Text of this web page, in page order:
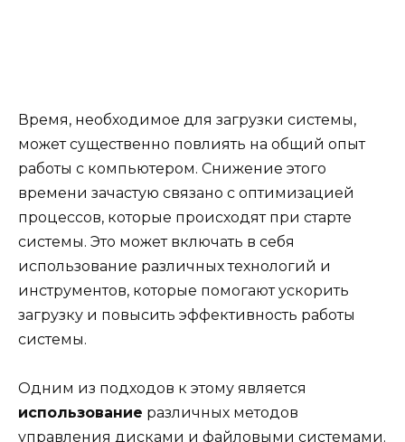
Время, необходимое для загрузки системы,
может существенно повлиять на общий опыт
работы с компьютером. Снижение этого
времени зачастую связано с оптимизацией
процессов, которые происходят при старте
системы. Это может включать в себя
использование различных технологий и
инструментов, которые помогают ускорить
загрузку и повысить эффективность работы
системы.
Одним из подходов к этому является
использование различных методов
управления дисками и файловыми системами.